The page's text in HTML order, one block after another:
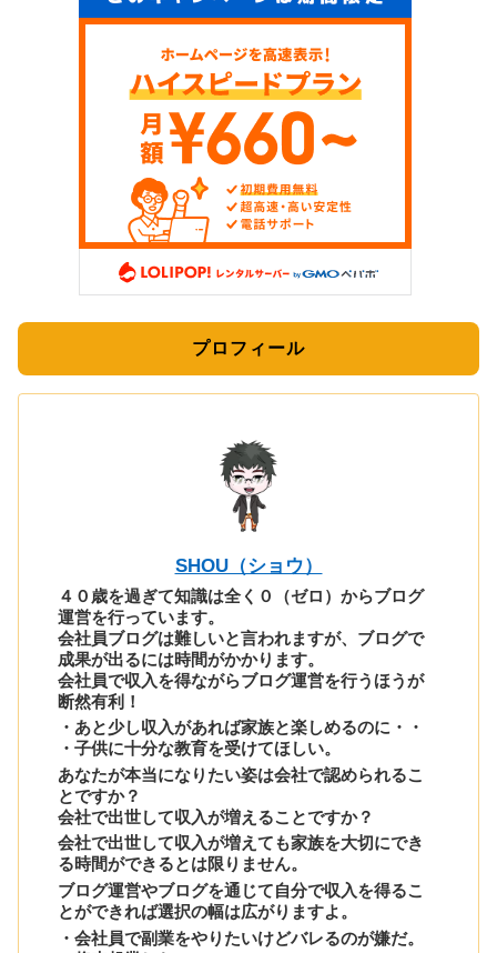
プロフィール
SHOU（ショウ）
４０歳を過ぎて知識は全く０（ゼロ）からブログ
運営を行っています。
会社員ブログは難しいと言われますが、ブログで
成果が出るには時間がかかります。
会社員で収入を得ながらブログ運営を行うほうが
断然有利！
・あと少し収入があれば家族と楽しめるのに・・
・子供に十分な教育を受けてほしい。
あなたが本当になりたい姿は会社で認められるこ
とですか？
会社で出世して収入が増えることですか？
会社で出世して収入が増えても家族を大切にでき
る時間ができるとは限りません。
ブログ運営やブログを通じて自分で収入を得るこ
とができれば選択の幅は広がりますよ。
・会社員で副業をやりたいけどバレるのが嫌だ。